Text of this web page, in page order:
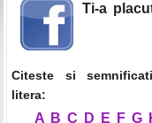
Ti-a
Citeste si
litera:
A B C D E F G